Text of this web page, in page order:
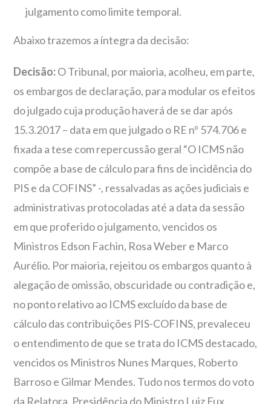
julgamento como limite temporal.
Abaixo trazemos a íntegra da decisão:
Decisão:O Tribunal, por maioria, acolheu, em parte,
os embargos de declaração, para modular os efeitos
do julgado cuja produção haverá de se dar após
15.3.2017 – data em que julgado o RE nº 574.706 e
fixada a tese com repercussão geral “O ICMS não
compõe a base de cálculo para fins de incidência do
PIS e da COFINS” -, ressalvadas as ações judiciais e
administrativas protocoladas até a data da sessão
em que proferido o julgamento, vencidos os
Ministros Edson Fachin, Rosa Weber e Marco
Aurélio. Por maioria, rejeitou os embargos quanto à
alegação de omissão, obscuridade ou contradição e,
no ponto relativo ao ICMS excluído da base de
cálculo das contribuições PIS-COFINS, prevaleceu
o entendimento de que se trata do ICMS destacado,
vencidos os Ministros Nunes Marques, Roberto
Barroso e Gilmar Mendes. Tudo nos termos do voto
da Relatora. Presidência do Ministro Luiz Fux.